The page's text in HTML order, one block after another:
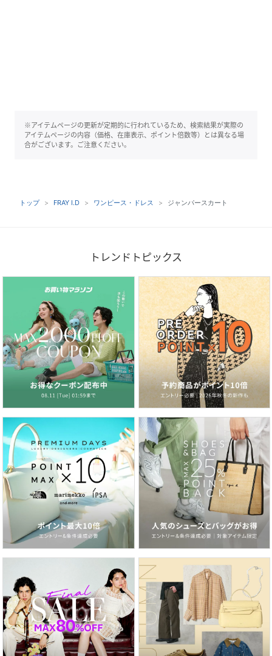
※アイテムページの更新が定期的に行われているため、検索結果が実際の
アイテムページの内容（価格、在庫表示、ポイント倍数等）とは異なる場
合がございます。ご注意ください。
トップ FRAY I.D ワンピース・ドレス ジャンパースカート
トレンドトピックス